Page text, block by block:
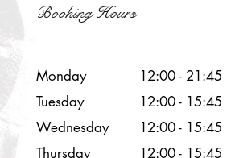
Booking Hours
Monday
Tuesday
Wednesday
Thursday
12:00 - 21:45
12:00 - 15:45
12:00 - 15:45
12:00 - 15:45